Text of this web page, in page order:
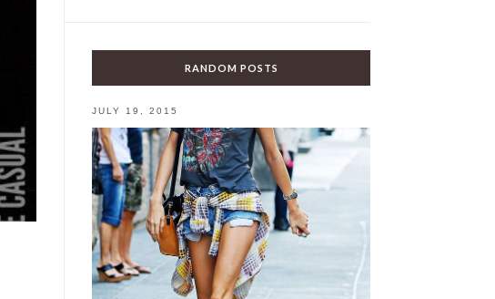
RANDOM POSTS
JULY 19, 2015